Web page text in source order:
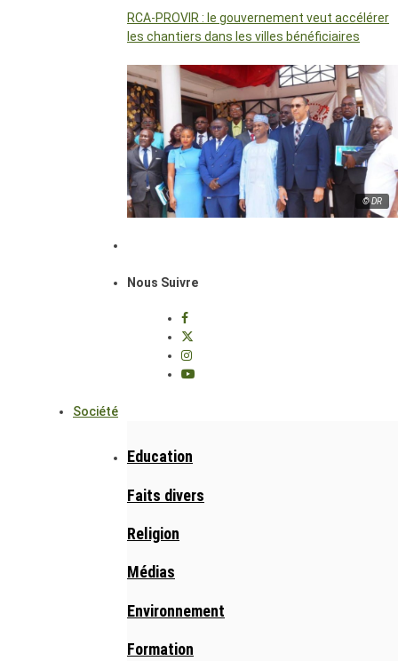
RCA-PROVIR : le gouvernement veut accélérer
les chantiers dans les villes bénéficiaires
© DR
Nous Suivre
Société
Education
Faits divers
Religion
Médias
Environnement
Formation